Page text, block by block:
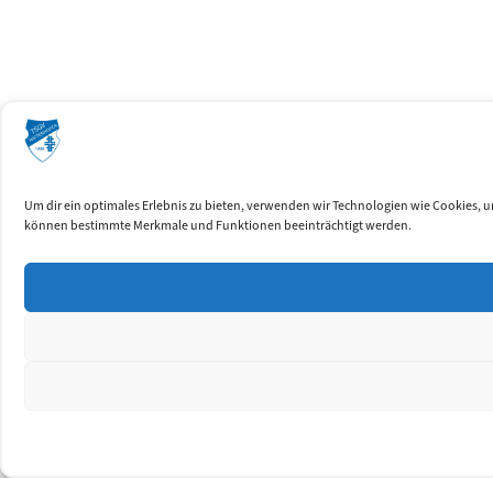
Um dir ein optimales Erlebnis zu bieten, verwenden wir Technologien wie
können bestimmte Merkmale und Funktionen beeinträchtigt werden.